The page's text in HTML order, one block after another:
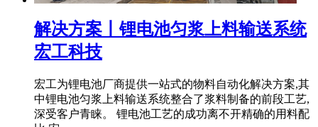
解决方案丨锂电池匀浆上料输送系统
宏工科技
宏工为锂电池厂商提供一站式的物料自动化解决方案,其
中锂电池匀浆上料输送系统整合了浆料制备的前段工艺,
深受客户青睐。 锂电池工艺的成功离不开精确的用料配